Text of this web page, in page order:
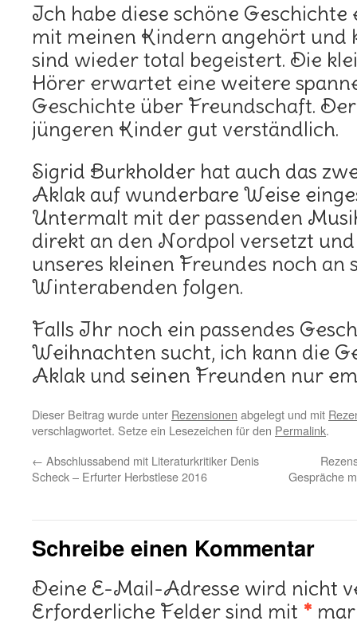
Ich habe diese schöne
mit meinen Kindern angehört und
sind wieder total begeistert. Die
Hörer erwartet eine weitere
Geschichte über Freundschaft.
jüngeren Kinder gut verständlich.
Sigrid Burkholder hat auch das
Aklak auf wunderbare Weise
Untermalt mit der passenden
direkt an den Nordpol versetzt
unseres kleinen Freundes noch an
Winterabenden folgen.
Falls Ihr noch ein passendes
Weihnachten sucht, ich kann die
Aklak und seinen Freunden nur
Dieser Beitrag wurde unter Rezensionen abgelegt und mit
verschlagwortet. Setze ein Lesezeichen für den Permalink.
← Abschlussabend mit Literaturkritiker Denis
Scheck – Erfurter Herbstlese 2016
Gespräche
Schreibe einen Kommentar
Deine E-Mail-Adresse wird nicht
Erforderliche Felder sind mit *